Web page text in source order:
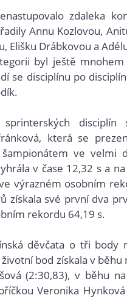
zdaleka
Annu Kozlovou,
Elišku Drábkovou a
byl ještě
se disciplínu po
disciplín
která se
ve velmi
v čase 12,32 s a
výrazném osobním
získala své první dva
rekordu 64,19 s.
děvčata o tři body
bod získala v
(2:30,83), v běhu
Veronika